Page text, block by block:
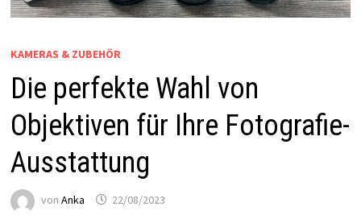
KAMERAS & ZUBEHÖR
Die perfekte Wahl von
Objektiven für Ihre Fotografie-
Ausstattung
von Anka 22/08/2023